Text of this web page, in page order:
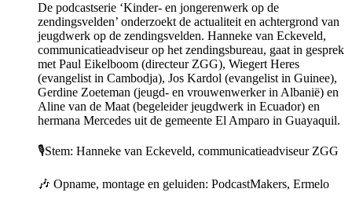
De podcastserie ‘Kinder- en jongerenwerk op de
zendingsvelden’ onderzoekt de actualiteit en achtergrond van
jeugdwerk op de zendingsvelden. Hanneke van Eckeveld,
communicatieadviseur op het zendingsbureau, gaat in gesprek
met Paul Eikelboom (directeur ZGG), Wiegert Heres
(evangelist in Cambodja), Jos Kardol (evangelist in Guinee),
Gerdine Zoeteman (jeugd- en vrouwenwerker in Albanië) en
Aline van de Maat (begeleider jeugdwerk in Ecuador) en
hermana Mercedes uit de gemeente El Amparo in Guayaquil.
🎙️Stem: Hanneke van Eckeveld, communicatieadviseur ZGG
🎶 Opname, montage en geluiden: PodcastMakers, Ermelo